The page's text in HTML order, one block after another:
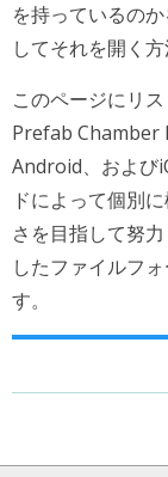
を持っているの
してそれを開く方
このページにリ
Prefab Chamber
Android、および
ドによって個別
さを目指して努
したファイルフ
す。